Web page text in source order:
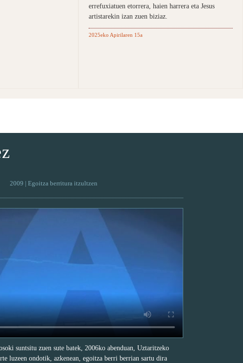
errefuxiatuen etorrera, haien harrera eta Jesus
artistarekin izan zuen biziaz.
2025eko Apirilaren 15a
2009 | Egoitza berritura itzultzen
suntsitu zuen sute batek, 2006ko abenduan, Uztaritzeko
luzeen ondotik, azkenean, egoitza berri berrian sartu dira